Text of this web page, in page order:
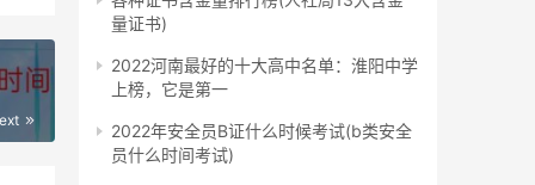
量证书)
2022河南最好的十大高中名单：淮阳中学
上榜，它是第一
2022年安全员B证什么时候考试(b类安全
员什么时间考试)